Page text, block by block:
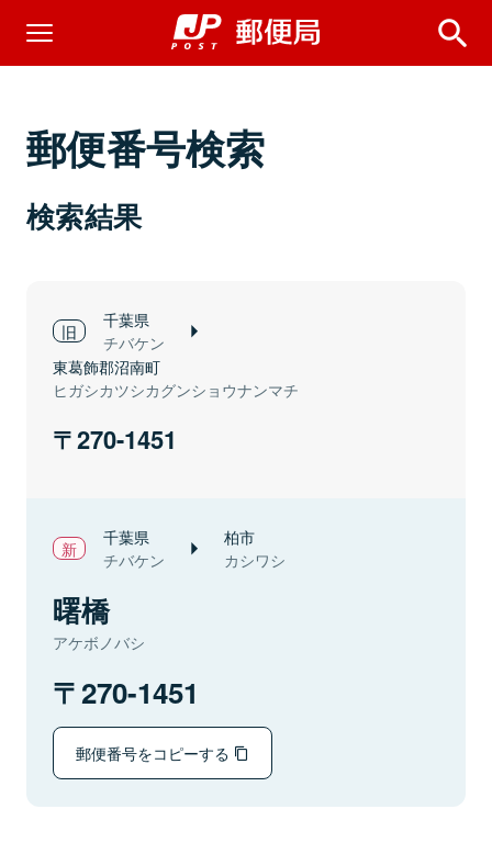
郵便番号検索
検索結果
千葉県
チバケン
東葛飾郡沼南町
ヒガシカツシカグンショウナンマチ
270-1451
千葉県
チバケン
柏市
カシワシ
曙橋
アケボノバシ
270-1451
郵便番号をコピーする